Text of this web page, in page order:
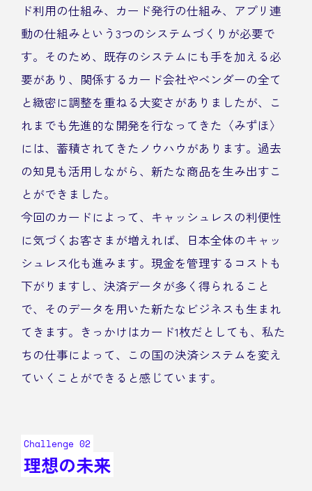
ド利用の仕組み、カード発行の仕組み、アプリ連
動の仕組みという3つのシステムづくりが必要で
す。そのため、既存のシステムにも手を加える必
要があり、関係するカード会社やベンダーの全て
と緻密に調整を重ねる大変さがありましたが、こ
れまでも先進的な開発を行なってきた〈みずほ〉
には、蓄積されてきたノウハウがあります。過去
の知見も活用しながら、新たな商品を生み出すこ
とができました。
今回のカードによって、キャッシュレスの利便性
に気づくお客さまが増えれば、日本全体のキャッ
シュレス化も進みます。現金を管理するコストも
下がりますし、決済データが多く得られること
で、そのデータを用いた新たなビジネスも生まれ
てきます。きっかけはカード1枚だとしても、私た
ちの仕事によって、この国の決済システムを変え
ていくことができると感じています。
Challenge 02
理想の未来